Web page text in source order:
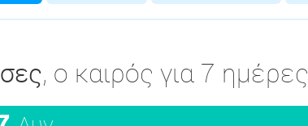
, ο καιρός για 7 ημέρες